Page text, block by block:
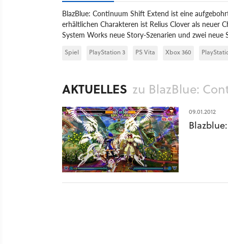
BlazBlue: Continuum Shift Extend ist eine
erhältlichen Charakteren ist Relius Clover als neuer
System Works neue Story-Szenarien und zwei neue
Spiel PlayStation 3 PS Vita Xbox 360
AKTUELLES zu BlazBlue:
09.01.2012